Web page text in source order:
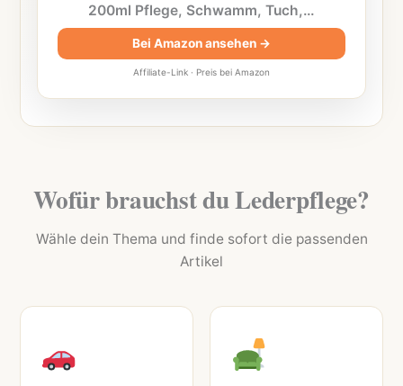
200ml Pflege, Schwamm, Tuch,…
Bei Amazon ansehen →
Affiliate-Link · Preis bei Amazon
Wofür brauchst du Lederpflege?
Wähle dein Thema und finde sofort die passenden
Artikel